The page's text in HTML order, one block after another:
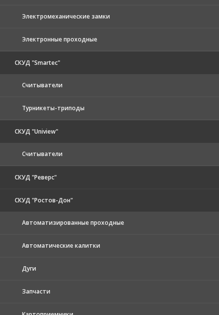
Электромеханические замки
Электронные проходные
СКУД "Smartec"
Считыватели
Турникеты-триподы
СКУД "Uniview"
Считыватели
СКУД "Реверс"
СКУД "Ростов-Дон"
Автоматизированные проходные
Автоматические калитки
Дуги
Запчасти